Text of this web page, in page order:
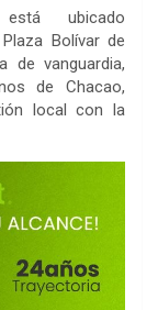
ubicado
Bolívar de
de vanguardia,
de Chacao,
local con la